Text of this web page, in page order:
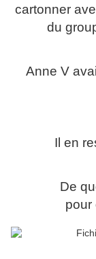
cartonner
du
Anne V
Il en
De
pour